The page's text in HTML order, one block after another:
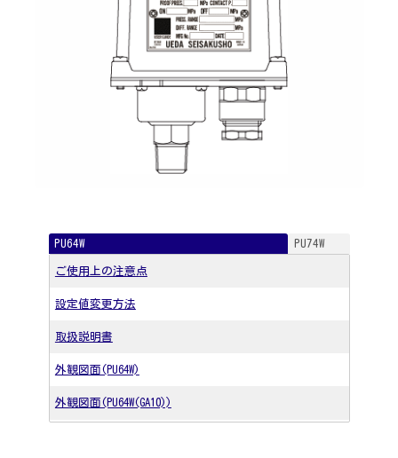
PU64W PU74W
ご使用上の注意点
設定値変更方法
取扱説明書
外観図面(PU64W)
外観図面(PU64W(GA10))